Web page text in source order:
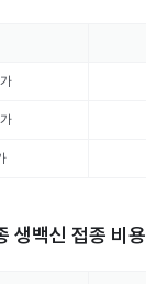
생백신 접종 비용